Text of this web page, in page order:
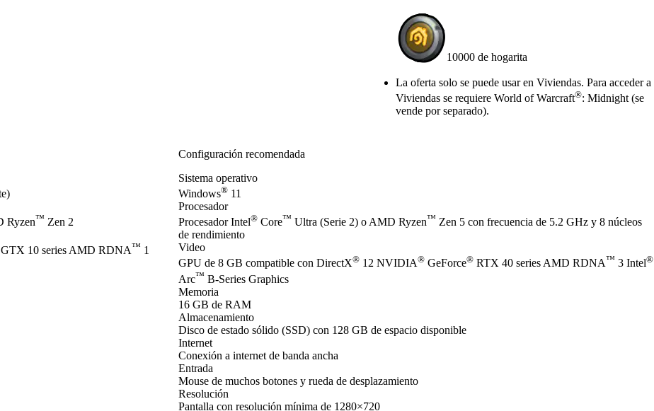
10000 de hogarita
Available actions
La oferta solo se puede usar en Viviendas. Para acceder a
Viviendas se requiere World of Warcraft®: Midnight (se
vende por separado).
Ryzen™ Zen 2
GTX 10 series AMD RDNA™ 1
Configuración recomendada
Sistema operativo
Windows® 11
Procesador
Procesador Intel® Core™ Ultra (Serie 2) o AMD Ryzen™ Zen 5 con frecuencia de 5.2 GHz y 8 núcleos
de rendimiento
Video
GPU de 8 GB compatible con DirectX® 12 NVIDIA® GeForce® RTX 40 series AMD RDNA™ 3 Intel®
Arc™ B-Series Graphics
Memoria
16 GB de RAM
Almacenamiento
Disco de estado sólido (SSD) con 128 GB de espacio disponible
Internet
Conexión a internet de banda ancha
Entrada
Mouse de muchos botones y rueda de desplazamiento
Resolución
Pantalla con resolución mínima de 1280×720